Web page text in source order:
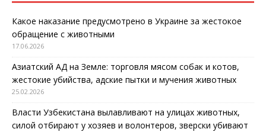
Какое наказание предусмотрено в Украине за жестокое
обращение с животными
17.06.2026
Азиатский АД на Земле: торговля мясом собак и котов,
жестокие убийства, адские пытки и мучения животных
25.02.2026
Власти Узбекистана вылавливают на улицах животных,
силой отбирают у хозяев и волонтеров, зверски убивают